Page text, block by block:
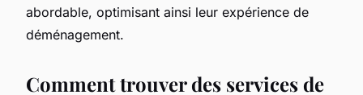
abordable, optimisant ainsi leur expérience de
déménagement.
Comment trouver des services de